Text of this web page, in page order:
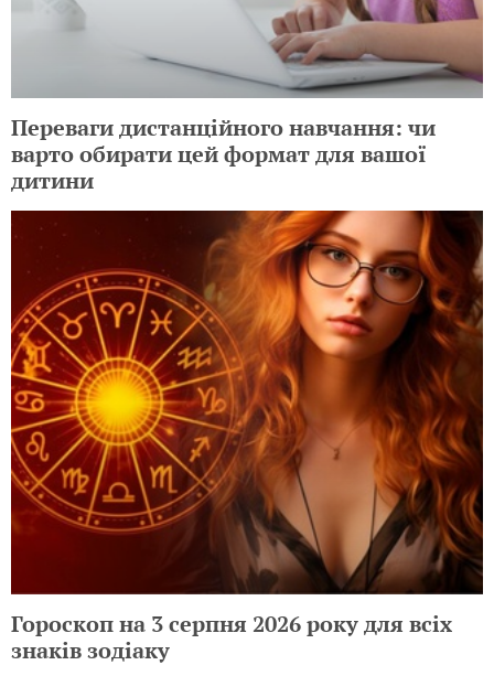
Переваги дистанційного навчання: чи
варто обирати цей формат для вашої
дитини
Гороскоп на 3 серпня 2026 року для всіх
знаків зодіаку